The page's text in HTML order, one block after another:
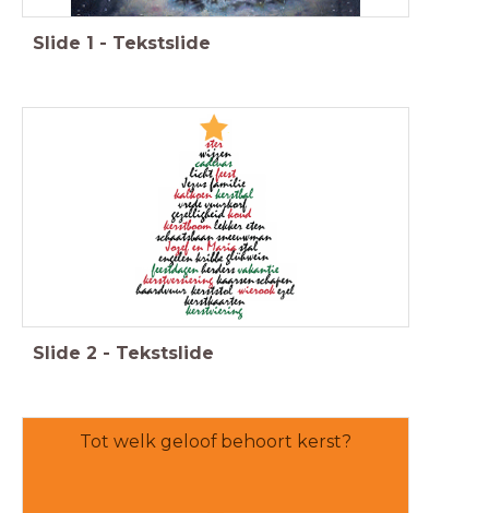
Slide 1 - Tekstslide
Slide 2 - Tekstslide
Tot welk geloof behoort kerst?